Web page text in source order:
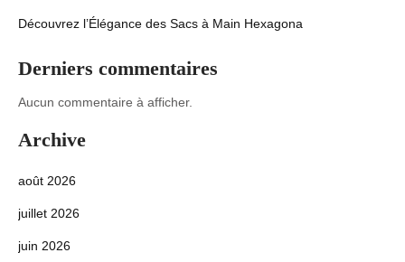
Découvrez l’Élégance des Sacs à Main Hexagona
Derniers commentaires
Aucun commentaire à afficher.
Archive
août 2026
juillet 2026
juin 2026